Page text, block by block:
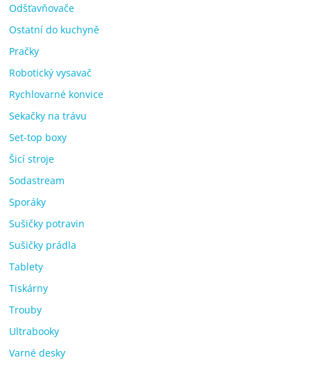
Odšťavňovače
Ostatní do kuchyně
Pračky
Robotický vysavač
Rychlovarné konvice
Sekačky na trávu
Set-top boxy
Šicí stroje
Sodastream
Sporáky
Sušičky potravin
Sušičky prádla
Tablety
Tiskárny
Trouby
Ultrabooky
Varné desky